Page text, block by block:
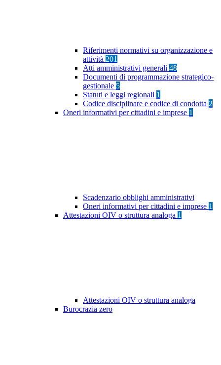
Riferimenti normativi su organizzazione e
attività 201
Atti amministrativi generali 48
Documenti di programmazione strategico-
gestionale 5
Statuti e leggi regionali 1
Codice disciplinare e codice di condotta 2
Oneri informativi per cittadini e imprese 1
Scadenzario obblighi amministrativi
Oneri informativi per cittadini e imprese 1
Attestazioni OIV o struttura analoga 1
Attestazioni OIV o struttura analoga
Burocrazia zero